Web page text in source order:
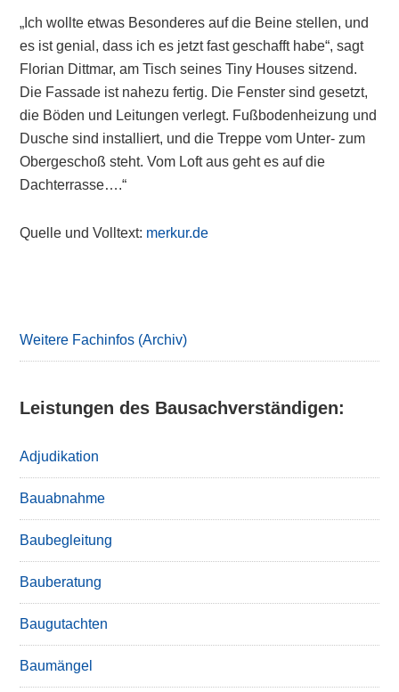
„Ich wollte etwas Besonderes auf die Beine stellen, und
es ist genial, dass ich es jetzt fast geschafft habe“, sagt
Florian Dittmar, am Tisch seines Tiny Houses sitzend.
Die Fassade ist nahezu fertig. Die Fenster sind gesetzt,
die Böden und Leitungen verlegt. Fußbodenheizung und
Dusche sind installiert, und die Treppe vom Unter- zum
Obergeschoß steht. Vom Loft aus geht es auf die
Dachterrasse….“
Quelle und Volltext: merkur.de
Weitere Fachinfos (Archiv)
Leistungen des Bausachverständigen:
Adjudikation
Bauabnahme
Baubegleitung
Bauberatung
Baugutachten
Baumängel